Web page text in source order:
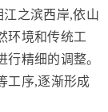
之滨西岸,依山
环境和传统工
精细的调整。
工序,逐渐形成